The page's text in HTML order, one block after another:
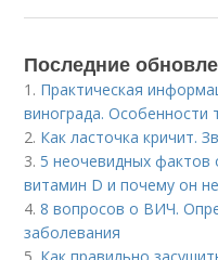
Последние
1. Практическая
винограда. Особенности
2. Как ласточка кричит.
3. 5 неочевидных фактов
витамин D и почему он
4.8 вопросов о ВИЧ.
заболевания